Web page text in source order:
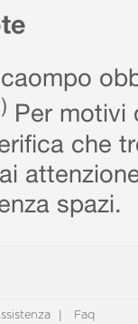
Per motivi
che
spazi.
Faq